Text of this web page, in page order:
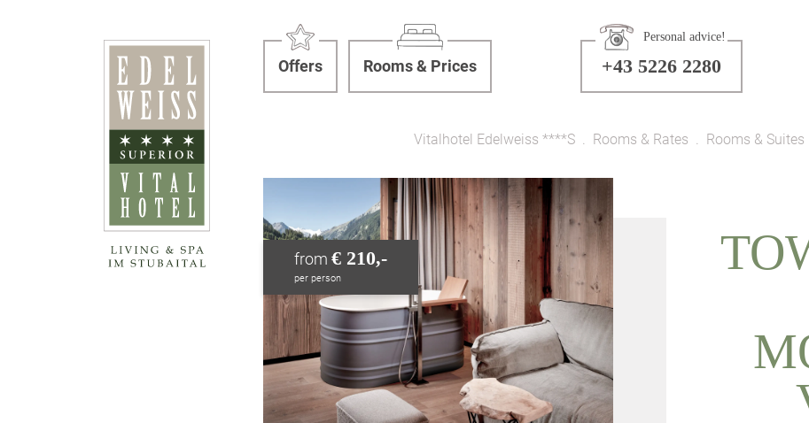
Offers Rooms & Prices
Personal advice!
+43 5226 2280
Vitalhotel Edelweiss ****S Rooms & Rates Rooms & Suites
from € 210,-
per person